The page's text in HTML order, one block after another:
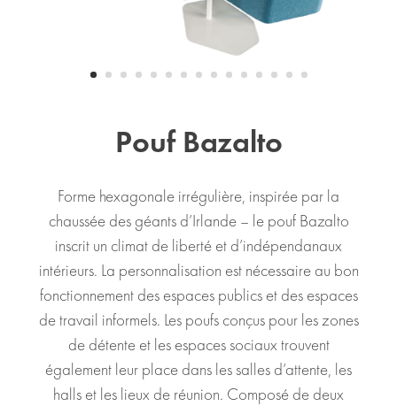
Pouf Bazalto
Forme hexagonale irrégulière, inspirée par la
chaussée des géants d’Irlande – le pouf Bazalto
inscrit un climat de liberté et d’indépendanaux
intérieurs. La personnalisation est nécessaire au bon
fonctionnement des espaces publics et des espaces
de travail informels. Les poufs conçus pour les zones
de détente et les espaces sociaux trouvent
également leur place dans les salles d’attente, les
halls et les lieux de réunion. Composé de deux